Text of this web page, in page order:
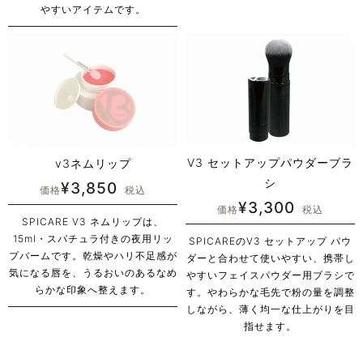
やすいアイテムです。
v3ネムリップ
価格¥3,850 税込
SPICARE V3 ネムリップは、
15ml・スパチュラ付きの夜用リッ
プバームです。乾燥やハリ不足感が
気になる唇を、うるおいのあるなめ
らかな印象へ整えます。
V3 セットアップパウダーブラ
シ
価格¥3,300 税込
SPICAREのV3 セットアップ パウ
ダーと合わせて使いやすい、携帯し
やすいフェイスパウダー用ブラシで
す。やわらかな毛先で粉の量を調整
しながら、薄く均一な仕上がりを目
指せます。